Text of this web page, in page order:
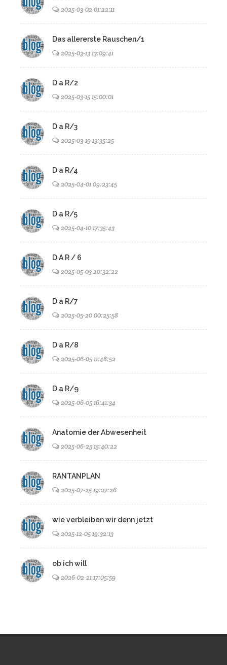
2025-03-02 01:22:11
Das allererste Rauschen/1
2025-03-13 13:09:41
D a R/2
2025-03-15 15:00:01
D a R/3
2025-03-19 13:35:25
D a R/4
2025-04-01 09:23:45
D a R/5
2025-04-10 17:35:43
D A R / 6
2025-05-03 20:32:22
D a R/7
2025-05-20 00:25:58
D a R/8
2025-06-05 11:48:52
D a R/9
2025-06-05 16:41:34
Anatomie der Abwesenheit
2025-06-25 15:40:22
RANTANPLAN
2025-07-25 19:27:26
wie verbleiben wir denn jetzt
2025-12-05 19:32:13
ob ich will
2026-02-21 17:05:59